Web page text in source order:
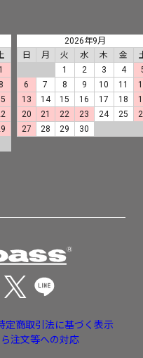
1
8
2026年9月
日
月 火 水 木 金
1
2 3 4
6
7 8 9 10 11
13
14 15 16 17 18
20
21 22 23 24 25
27
28 29 30
定商取引法に基づく表示
注文等への対応